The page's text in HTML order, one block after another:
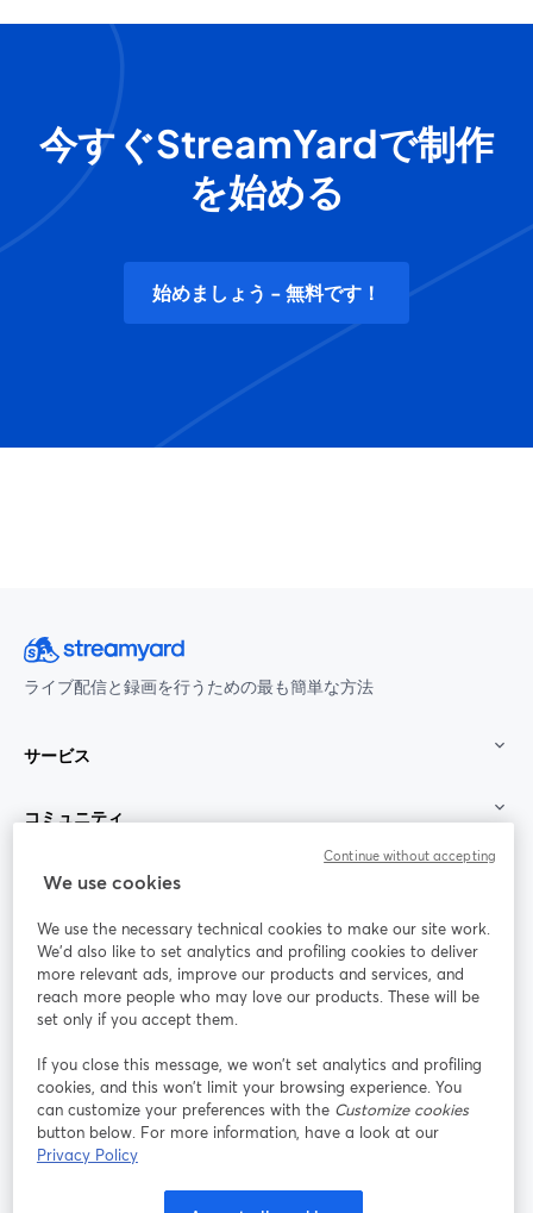
今すぐStreamYardで制作
を始める
始めましょう - 無料です！
ライブ配信と録画を行うための最も簡単な方法
サービス
コミュニティ
StreamYard：
参加する
ライ
ンセ
ミナ
ー
Facebook
新しいタブで開く(Twitter)
YouTube
Instagram
新しいタブで開く
LinkedIn
新しいタブで開く
We use cookies
We use the necessary technical cookies to make our site work.
We'd also like to set analytics and profiling cookies to deliver
more relevant ads, improve our products and services, and
reach more people who may love our products. These will be
set only if you accept them.
If you close this message, we won’t set analytics and profiling
cookies, and this won’t limit your browsing experience. You
can customize your preferences with the Customize cookies
button below. For more information, have a look at our
Privacy Policy
Continue without accepting